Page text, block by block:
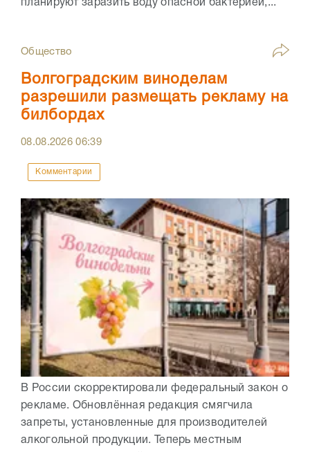
планируют заразить воду опасной бактерией,...
Общество
Волгоградским виноделам
разрешили размещать рекламу на
билбордах
08.08.202606:39
Комментарии
В России скорректировали федеральный закон о
рекламе. Обновлённая редакция смягчила
запреты, установленные для производителей
алкогольной продукции. Теперь местным